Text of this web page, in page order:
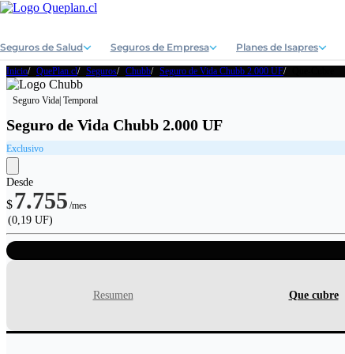
Seguros de Salud Seguros de Empresa Planes de Isapres
Inicio QuePlan.cl Seguros Chubb Seguro de Vida Chubb 2.000 UF
Seguro Vida | Temporal
Seguro de Vida Chubb 2.000 UF
Exclusivo
Desde
$7.755 /mes
(0,19 UF)
Resumen Que cubre